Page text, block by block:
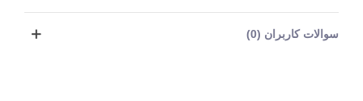
سوالات کاربران (0)